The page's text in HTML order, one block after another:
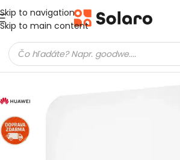
Skip to navigation
Skip to main content
Domov Meniče a batérie Hybridné meniče